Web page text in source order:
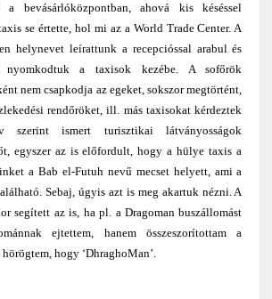
bevásárlóközpontban, ahová kis késéssel
se értette, hol mi az a World Trade Center. A
helynevet leírattunk a recepcióssal arabul és
a taxisok kezébe. A sofőrök
nem csapkodja az egeket, sokszor megtörtént,
rendőröket, ill. más taxisokat kérdeztek
ismert turisztikai látványosságok
egyszer az is előfordult, hogy a hülye taxis a
a Bab el-Futuh nevű mecset helyett, ami a
Sebaj, úgyis azt is meg akartuk nézni. A
segített az is, ha pl. a Dragoman buszállomást
ejtettem, hanem összeszorítottam a
hogy ‘DhraghoMan’.